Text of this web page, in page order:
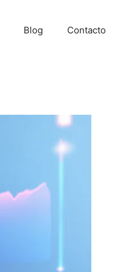
Blog Contacto